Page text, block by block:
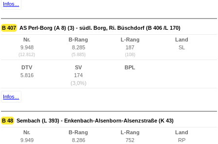
Infos...
B 407 AS Perl-Borg (A 8) (3) - südl. Borg, Ri. Büschdorf (B 406 /L 170)
Nr.
9.948
(12.812)
B-Rang
8.285
(5.885)
L-Rang
187
(108)
Land
SL
DTV
5.816
SV
174
(3,0%)
BPL
Infos...
B 48 Sembach (L 393) - Enkenbach-Alsenborn-Alsenzstraße (K 43)
Nr.
9.949
B-Rang
8.286
L-Rang
752
Land
RP